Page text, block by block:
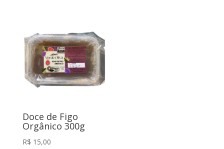
Doce de Figo
Orgânico 300g
R$ 15,00